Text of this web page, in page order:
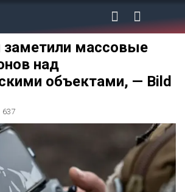
заметили массовые
над
объектами, — Bild
637